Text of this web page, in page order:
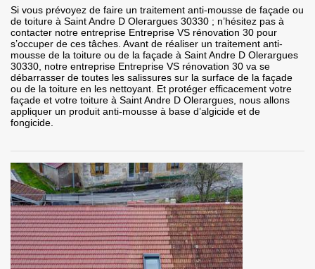
Si vous prévoyez de faire un traitement anti-mousse de façade ou
de toiture à Saint Andre D Olerargues 30330 ; n’hésitez pas à
contacter notre entreprise Entreprise VS rénovation 30 pour
s’occuper de ces tâches. Avant de réaliser un traitement anti-
mousse de la toiture ou de la façade à Saint Andre D Olerargues
30330, notre entreprise Entreprise VS rénovation 30 va se
débarrasser de toutes les salissures sur la surface de la façade
ou de la toiture en les nettoyant. Et protéger efficacement votre
façade et votre toiture à Saint Andre D Olerargues, nous allons
appliquer un produit anti-mousse à base d’algicide et de
fongicide.